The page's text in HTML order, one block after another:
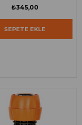
₺345,00
SEPETE EKLE